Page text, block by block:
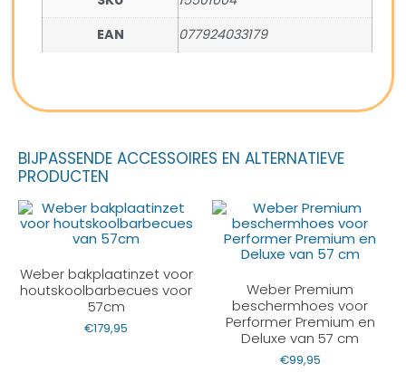
EAN
077924033179
BIJPASSENDE ACCESSOIRES EN ALTERNATIEVE
PRODUCTEN
Weber bakplaatinzet voor
houtskoolbarbecues voor
57cm
€179,95
Weber Premium
beschermhoes voor
Performer Premium en
Deluxe van 57 cm
€99,95